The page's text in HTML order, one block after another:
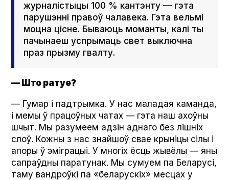
журналістыцы 100 % кантэнту — гэта
парушэнні правоў чалавека. Гэта вельмі
моцна цісне. Бываюць моманты, калі ты
пачынаеш успрымаць свет выключна
праз прызму гвалту.
— Што ратуе?
— Гумар і падтрымка. У нас маладая каманда,
і мемы ў працоўных чатах — гэта наш ахоўны
шчыт. Мы разумеем адзін аднаго без лішніх
слоў. Кожны з нас знайшоў свае крыніцы сілы і
апоры ў эміграцыі. У многіх ёсць жывёлы — яны
сапраўдны паратунак. Мы сумуем па Беларусі,
таму вандроўкі па «беларускіх» месцах у